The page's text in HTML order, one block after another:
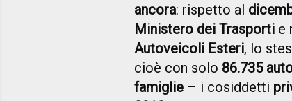
ancora: rispetto al
Ministero dei Trasporti e
Autoveicoli Esteri, lo
cioè con solo 86.735
famiglie – i cosiddetti